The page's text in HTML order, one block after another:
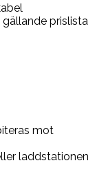
prislista
mot
laddstationen